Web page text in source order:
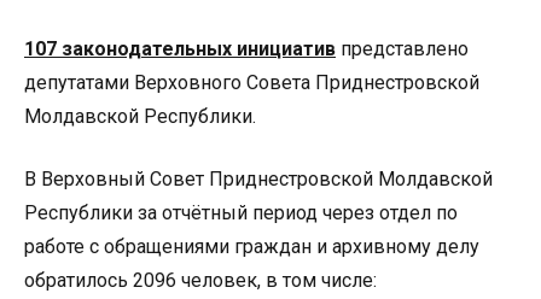
1 07 законодательных инициатив представлено
депутатами Верховного Совета Приднестровской
Молдавской Республики.
В Верховный Совет Приднестровской Молдавской
Республики за отчётный период через отдел по
работе с обращениями граждан и архивному делу
обратилось 2096 человек, в том числе: